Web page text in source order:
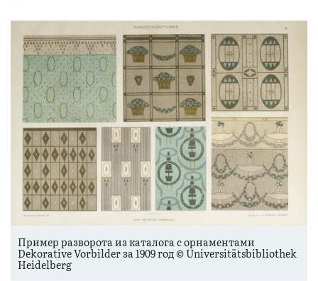
Пример разворота из каталога с орнаментами
Dekorative Vorbilder за 1909 год © Universitätsbibliothek
Heidelberg